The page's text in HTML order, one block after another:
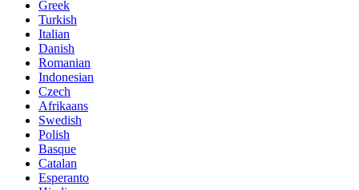
Greek
Turkish
Italian
Danish
Romanian
Indonesian
Czech
Afrikaans
Swedish
Polish
Basque
Catalan
Esperanto